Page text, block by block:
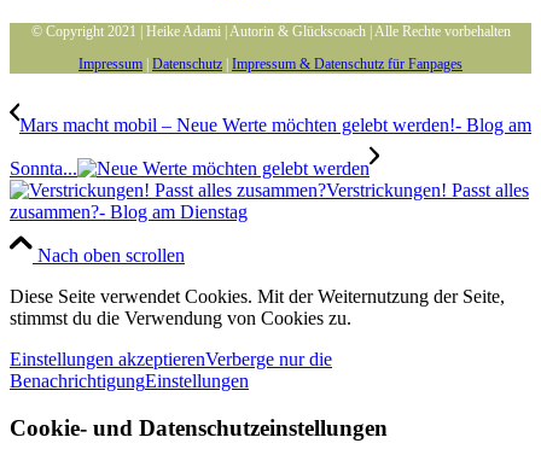
© Copyright 2021 | Heike Adami | Autorin & Glückscoach | Alle Rechte vorbehalten
Impressum Datenschutz Impressum & Datenschutz für Fanpages
Mars macht mobil – Neue Werte möchten gelebt werden!- Blog am
Sonnta...
Verstrickungen! Passt alles
zusammen?- Blog am Dienstag
Nach oben scrollen
Diese Seite verwendet Cookies. Mit der Weiternutzung der Seite,
stimmst du die Verwendung von Cookies zu.
Einstellungen akzeptierenVerberge nur die
BenachrichtigungEinstellungen
Cookie- und Datenschutzeinstellungen